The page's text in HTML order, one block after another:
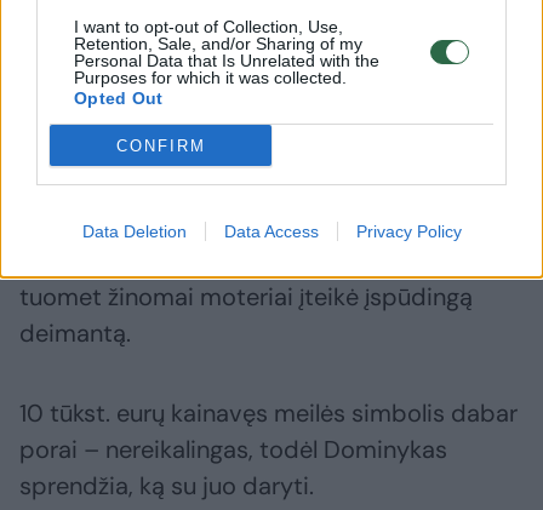
I want to opt-out of Collection, Use,
Retention, Sale, and/or Sharing of my
Personal Data that Is Unrelated with the
Purposes for which it was collected.
Opted Out
CONFIRM
Data Deletion Data Access Privacy Policy
Daugiau nuotraukų (12)
Balandžio viduryje UTMA kovos turnyro metu
tuomet žinomai moteriai įteikė įspūdingą
deimantą.
10 tūkst. eurų kainavęs meilės simbolis dabar
porai – nereikalingas, todėl Dominykas
sprendžia, ką su juo daryti.